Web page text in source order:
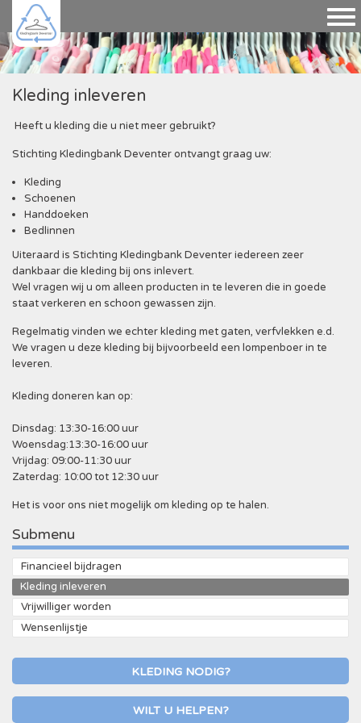
Kleding inleveren
Heeft u kleding die u niet meer gebruikt?
Stichting Kledingbank Deventer ontvangt graag uw:
Kleding
Schoenen
Handdoeken
Bedlinnen
Uiteraard is Stichting Kledingbank Deventer iedereen zeer
dankbaar die kleding bij ons inlevert.
Wel vragen wij u om alleen producten in te leveren die in goede
staat verkeren en schoon gewassen zijn.
Regelmatig vinden we echter kleding met gaten, verfvlekken e.d.
We vragen u deze kleding bij bijvoorbeeld een lompenboer in te
leveren.
Kleding doneren kan op:
Dinsdag: 13:30-16:00 uur
Woensdag:13:30-16:00 uur
Vrijdag: 09:00-11:30 uur
Zaterdag: 10:00 tot 12:30 uur
Het is voor ons niet mogelijk om kleding op te halen.
Submenu
Financieel bijdragen
Kleding inleveren
Vrijwilliger worden
Wensenlijstje
KLEDING NODIG?
WILT U HELPEN?